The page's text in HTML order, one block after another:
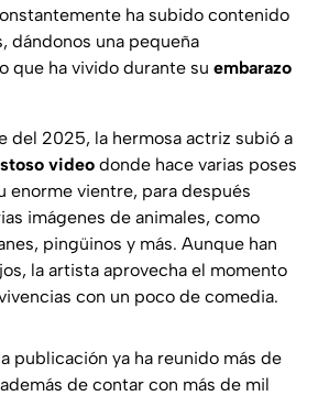
ha subido contenido
dándonos una pequeña
que ha vivido durante su embarazo
del 2025, la hermosa actriz subió a
video donde hace varias poses
enorme vientre, para después
imágenes de animales, como
pingüinos y más. Aunque han
la artista aprovecha el momento
con un poco de comedia.
publicación ya ha reunido más de
de contar con más de mil